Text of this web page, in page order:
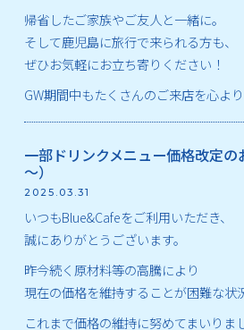
帰省したご家族やご友人と一緒に。
そして鹿児島に旅行で来られる方も、
ぜひお気軽にお立ち寄りください！
GW期間中もたくさんのご来店を心よ
一部ドリンクメニュー価格改定
～）
2025.03.31
いつもBlue&Cafeをご利用いただき、
誠にありがとうございます。
昨今続く原材料等の高騰により
現在の価格を維持することが困難な状
これまで価格の維持に努めてまいりま